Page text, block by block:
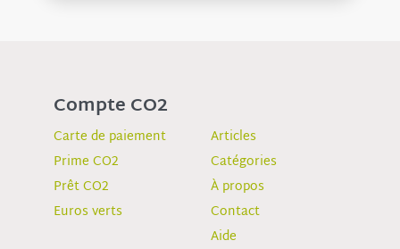
Compte CO2
Carte de paiement
Prime CO2
Prêt CO2
Euros verts
Articles
Catégories
À propos
Contact
Aide